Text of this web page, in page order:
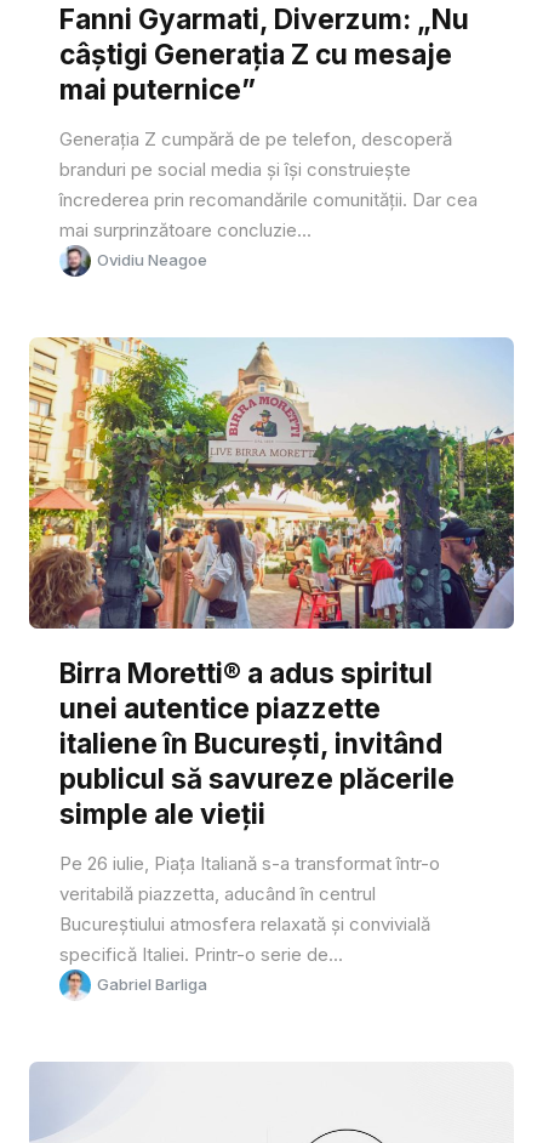
Fanni Gyarmati, Diverzum: „Nu
câștigi Generația Z cu mesaje
mai puternice”
Generația Z cumpără de pe telefon, descoperă
branduri pe social media și își construiește
încrederea prin recomandările comunității. Dar cea
mai surprinzătoare concluzie...
Ovidiu Neagoe
Birra Moretti® a adus spiritul
unei autentice piazzette
italiene în București, invitând
publicul să savureze plăcerile
simple ale vieții
Pe 26 iulie, Piața Italiană s-a transformat într-o
veritabilă piazzetta, aducând în centrul
Bucureștiului atmosfera relaxată și convivială
specifică Italiei. Printr-o serie de...
Gabriel Barliga